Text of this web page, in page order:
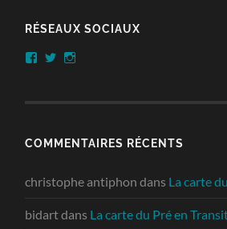
RÉSEAUX SOCIAUX
Facebook
Twitter
COMMENTAIRES RÉCENTS
christophe antiphon dans La carte
bidartdans La carte du Pré en